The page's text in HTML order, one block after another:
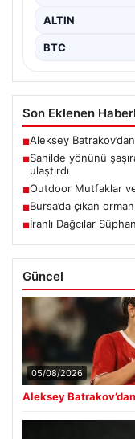
ALTIN
BTC
Son Eklenen
■Aleksey
■Sahilde yönünü
ulaştırdı
■Outdoor Mutfaklar
■Bursa’da çıkan
■İranlı Dağcılar
Güncel
05/08/2026
Aleksey